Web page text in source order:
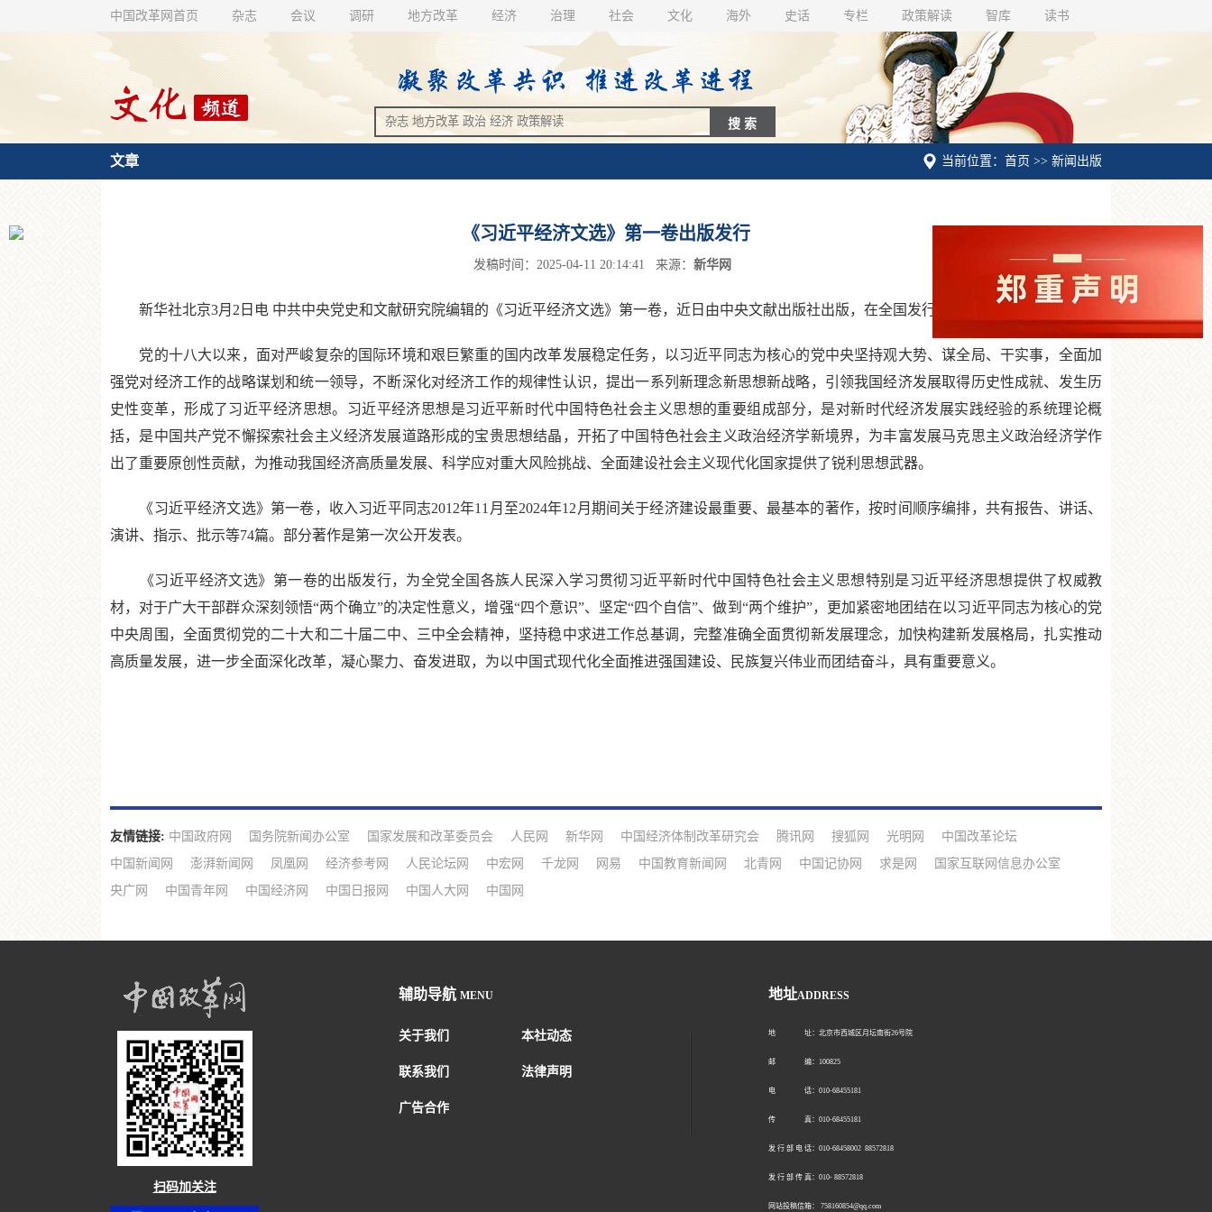
中国改革网首页 杂志 会议 调研 地方改革 经济 治理 社会 文化 海外 史话 专栏 政策解读 智库 读书
当前位置：首页 >> 新闻出版
文章
《习近平经济文选》第一卷出版发行
发稿时间：2025-04-11 20:14:41 来源： 新华网
新华社北京3月2日电 中共中央党史和文献研究院编辑的《习近平经济文选》第一卷，近日由中央文献出版社出版，在全国发行。
党的十八大以来，面对严峻复杂的国际环境和艰巨繁重的国内改革发展稳定任务，以习近平同志为核心的党中央坚持观大势、谋全局、干实事，全面加
强党对经济工作的战略谋划和统一领导，不断深化对经济工作的规律性认识，提出一系列新理念新思想新战略，引领我国经济发展取得历史性成就、发生历
史性变革，形成了习近平经济思想。习近平经济思想是习近平新时代中国特色社会主义思想的重要组成部分，是对新时代经济发展实践经验的系统理论概
括，是中国共产党不懈探索社会主义经济发展道路形成的宝贵思想结晶，开拓了中国特色社会主义政治经济学新境界，为丰富发展马克思主义政治经济学作
出了重要原创性贡献，为推动我国经济高质量发展、科学应对重大风险挑战、全面建设社会主义现代化国家提供了锐利思想武器。
《习近平经济文选》第一卷，收入习近平同志2012年11月至2024年12月期间关于经济建设最重要、最基本的著作，按时间顺序编排，共有报告、讲话、
演讲、指示、批示等74篇。部分著作是第一次公开发表。
《习近平经济文选》第一卷的出版发行，为全党全国各族人民深入学习贯彻习近平新时代中国特色社会主义思想特别是习近平经济思想提供了权威教
材，对于广大干部群众深刻领悟“两个确立”的决定性意义，增强“四个意识”、坚定“四个自信”、做到“两个维护”，更加紧密地团结在以习近平同志为核心的党
中央周围，全面贯彻党的二十大和二十届二中、三中全会精神，坚持稳中求进工作总基调，完整准确全面贯彻新发展理念，加快构建新发展格局，扎实推动
高质量发展，进一步全面深化改革，凝心聚力、奋发进取，为以中国式现代化全面推进强国建设、民族复兴伟业而团结奋斗，具有重要意义。
友情链接: 中国政府网 国务院新闻办公室 国家发展和改革委员会 人民网 新华网 中国经济体制改革研究会 腾讯网 搜狐网 光明网
中国改革论坛
中国新闻网
澎湃新闻网 凤凰网 经济参考网 人民论坛网 中宏网 千龙网 网易 中国教育新闻网 北青网 中国记协网 求是网
国家互联网信息办公室
央广网
中国青年网 中国经济网 中国日报网 中国人大网 中国网
扫码加关注
辅助导航 MENU
关于我们 本社动态
联系我们 法律声明
广告合作
地址ADDRESS
地 址：北京市西城区月坛南街26号院
邮 编：100825
电 话：010-68455181
传 真：010-68455181
发 行 部 电 话：010-68458002 88572818
发 行 部 传 真：010- 88572818
网站投稿信箱： 758160854@qq.com